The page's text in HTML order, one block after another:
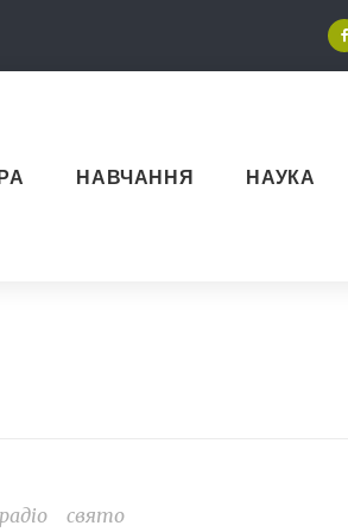
НАВЧАННЯ НАУКА
свято